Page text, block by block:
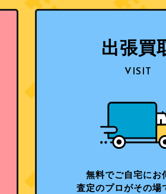
出張買
VISIT
無料でご自宅にお
査定のプロがその場